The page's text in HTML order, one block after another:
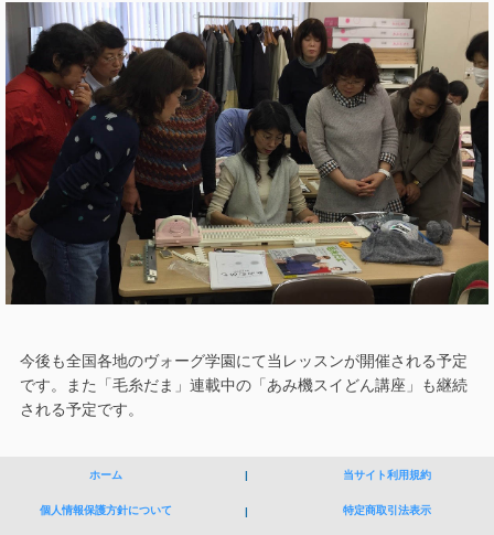
今後も全国各地のヴォーグ学園にて当レッスンが開催される予定
です。また「毛糸だま」連載中の「あみ機スイどん講座」も継続
される予定です。
ホーム | 当サイト利用規約
個人情報保護方針について | 特定商取引法表示